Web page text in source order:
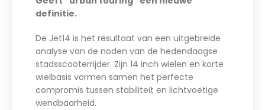
definitie.
De Jet14 is het resultaat van een uitgebreide
analyse van de noden van de hedendaagse
stadsscooterrijder. Zijn 14 inch wielen en korte
wielbasis vormen samen het perfecte
compromis tussen stabiliteit en lichtvoetige
wendbaarheid.